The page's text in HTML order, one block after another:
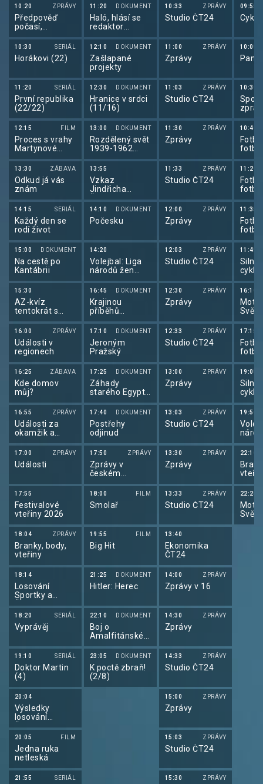
10:20 ZPRÁVY
Předpověď
počasí,
Sportovní
zprávy,
Události v
regionech plus
10:30 SERIÁL
Horákovi (22)
11:20 SERIÁL
První republika
(22/22)
12:15 FILM
Proces s vrahy
Martynové
(2/2)
13:30 ZÁBAVA
Odkud já vás
znám
14:15 SERIÁL
Každý den se
rodí život
15:00 DOKUMENT
Na cestě po
Kantábrii
15:30
AZ-kvíz
tentokrát s
Betano
16:00 ZPRÁVY
Události v
regionech
16:25 ZÁBAVA
Kde domov
můj?
16:55 ZPRÁVY
Události za
okamžik a
počasí
17:00 ZPRÁVY
Události
17:55
Festivalové
vteřiny 2026
18:04 ZPRÁVY
Branky, body,
vteřiny
18:14
Losování
Sportky a
Šance
18:20 SERIÁL
Vyprávěj
19:10 SERIÁL
Doktor Martin
(4)
20:04
Výsledky
losování
Šťastných 10
20:05 FILM
Jedna ruka
netleská
21:55 SERIÁL
11:20 DOKUMENT
Haló, hlásí se
redaktor
Laufer!
12:10 DOKUMENT
Zašlapané
projekty
12:30 DOKUMENT
Hranice v srdci
(11/16)
13:00 DOKUMENT
Rozdělený svět
1939-1962
(1/6)
13:55
Vzkaz
Jindřicha
Štreita
14:10 DOKUMENT
Počesku
14:20
Volejbal: Liga
národů žen
2026 Srbsko
16:45 DOKUMENT
Krajinou
příběhů
českých hradů
známých i
neznámých III
(4/10)
17:10 DOKUMENT
Jeroným
Pražský
17:25 DOKUMENT
Záhady
starého Egypta
(2/10)
17:40 DOKUMENT
Postřehy
odjinud
17:50 ZPRÁVY
Zprávy v
českém
znakovém
jazyce
18:00 FILM
Smolař
19:55 FILM
Big Hit
21:25 DOKUMENT
Hitler: Herec
22:10 DOKUMENT
Boj o
Amalfitánské
pobřeží
23:05 DOKUMENT
K poctě zbraň!
(2/8)
10:33 ZPRÁVY
Studio ČT24
11:00 ZPRÁVY
Zprávy
11:03 ZPRÁVY
Studio ČT24
11:30 ZPRÁVY
Zprávy
11:33 ZPRÁVY
Studio ČT24
12:00 ZPRÁVY
Zprávy
12:03 ZPRÁVY
Studio ČT24
12:30 ZPRÁVY
Zprávy
12:33 ZPRÁVY
Studio ČT24
13:00 ZPRÁVY
Zprávy
13:03 ZPRÁVY
Studio ČT24
13:30 ZPRÁVY
Zprávy
13:33 ZPRÁVY
Studio ČT24
13:40
Ekonomika
ČT24
14:00 ZPRÁVY
Zprávy v 16
14:30 ZPRÁVY
Zprávy
14:33 ZPRÁVY
Studio ČT24
15:00 ZPRÁVY
Zprávy
15:03 ZPRÁVY
Studio ČT24
15:30 ZPRÁVY
09:55
10:05
10:30
10:40
2026
11:20
2026
11:35
2026
11:45
de
16:10
Svět
17:15
2026
19:05
de
19:50
2026
22:10
22:25
Svět